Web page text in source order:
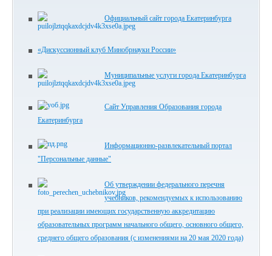
Официальный сайт города Екатеринбурга
«Дискуссионный клуб Минобрнауки России»
Муниципальные услуги города Екатеринбурга
Сайт Управления Образования города
Екатеринбурга
Информационно-развлекательный портал
"Персональные данные"
Об утверждении федерального перечня
учебников, рекомендуемых к использованию
при реализации имеющих государственную аккредитацию
образовательных программ начального общего, основного общего,
среднего общего образования (с изменениями на 20 мая 2020 года)